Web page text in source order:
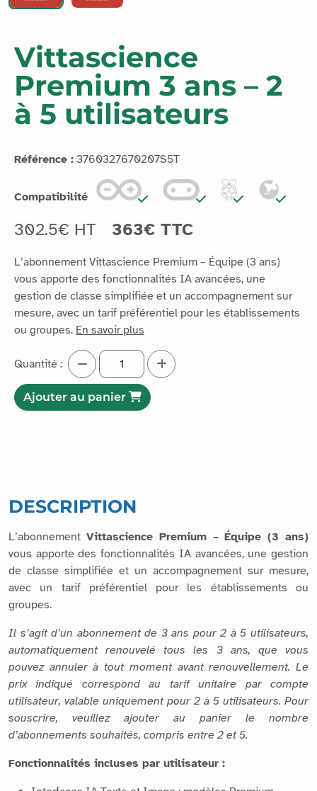
Vittascience
Premium 3 ans – 2
à 5 utilisateurs
Référence : 3760327670207S5T
Compatibilité
302.5€ HT 363€ TTC
L’abonnement Vittascience Premium – Équipe (3 ans)
vous apporte des fonctionnalités IA avancées, une
gestion de classe simplifiée et un accompagnement sur
mesure, avec un tarif préférentiel pour les établissements
ou groupes. En savoir plus
Quantité :
Ajouter au panier
DESCRIPTION
L’abonnement Vittascience Premium – Équipe (3 ans)
vous apporte des fonctionnalités IA avancées, une gestion
de classe simplifiée et un accompagnement sur mesure,
avec un tarif préférentiel pour les établissements ou
groupes.
Il s’agit d’un abonnement de 3 ans pour 2 à 5 utilisateurs,
automatiquement renouvelé tous les 3 ans, que vous
pouvez annuler à tout moment avant renouvellement. Le
prix indiqué correspond au tarif unitaire par compte
utilisateur, valable uniquement pour 2 à 5 utilisateurs. Pour
souscrire, veuillez ajouter au panier le nombre
d’abonnements souhaités, compris entre 2 et 5.
Fonctionnalités incluses par utilisateur :